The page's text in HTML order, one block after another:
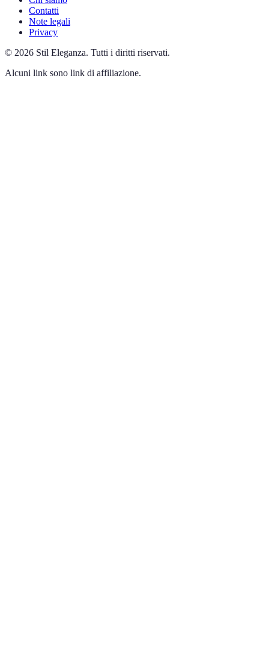
Contatti
Note legali
Privacy
© 2026 Stil Eleganza. Tutti i diritti riservati.
Alcuni link sono link di affiliazione.